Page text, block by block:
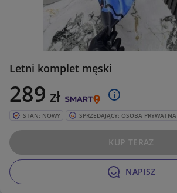
Letni komplet męski
289 zł
STAN: NOWY SPRZEDAJĄCY: OSOBA PRYWATNA
NAPISZ
KUP TERAZ